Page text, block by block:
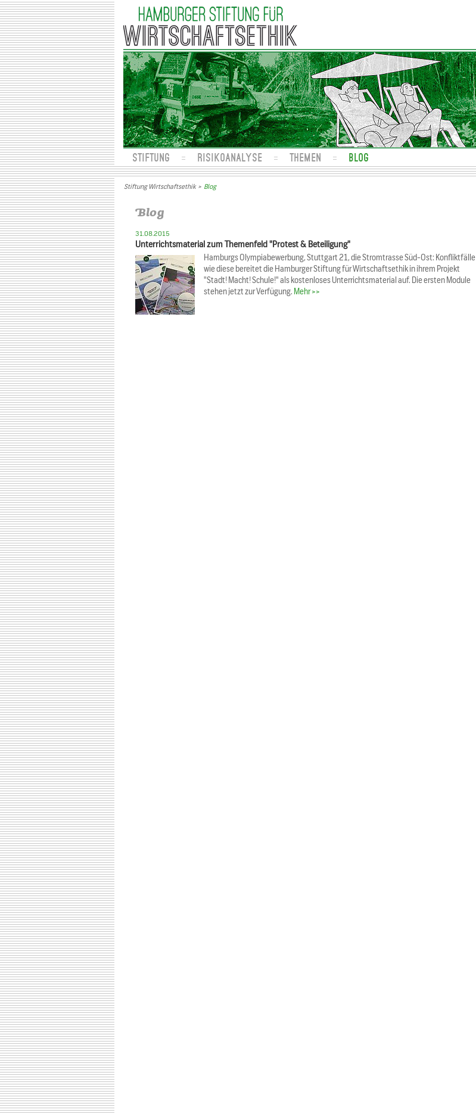
STIFTUNG RISIKOANALYSE THEMEN BLOG
Stiftung Wirtschaftsethik> Blog
Blog
31.08.2015
Unterrichtsmaterial zum Themenfeld "Protest & Beteiligung"
Hamburgs Olympiabewerbung, Stuttgart 21, die Stromtrasse Süd-Ost: Konfliktfälle
wie diese bereitet die Hamburger Stiftung für Wirtschaftsethik in ihrem Projekt
"Stadt! Macht! Schule!" als kostenloses Unterrichtsmaterial auf. Die ersten Module
stehen jetzt zur Verfügung. Mehr >>